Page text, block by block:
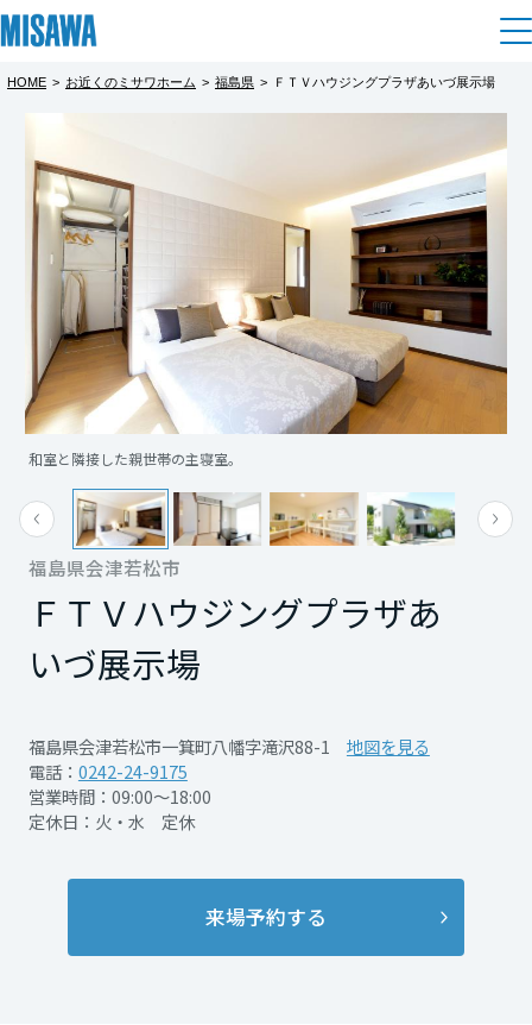
住まい
建てる [注文住宅]
商品ラインアップ
デザイン
テクノロジー（住まいの性能）
建築事例・建築実例
デザイナーズギャラリー
インテリア
住まいづくりガイド
買う
中古住宅検索
スムストック検索
土地活用
個人のお客さま
賃貸住宅
賃貸併用住宅
店舗・各種施設
土地活用モデルルーム見学
土地活用実例
法人のお客さま
社宅建築
医療・介護・子育て・障がい福祉施設
これから土地活用・賃貸経営をご検討の方
土地活用の基礎から長期安定経営を目指すオーナー様まで、賃貸経営
リフォーム
戸建て・マンション
ミサワリフォームとは
リフォームの流れ
リフォームメニュー
リフォーム事例
事業用
ホテル・旅館リフォーム
まちづくり
複合開発・投資開発
複合開発事業（ASMACI-アスマチ-）
再開発・官民連携事業
分譲マンション開発事業
収益不動産・投資開発事業
事業用売買
オーナーサポート
サポートメニュー
住まいるりんぐ（ロングサポート）
保証制度
アフターメンテナンス
ミサワリフォーム
ご相談窓口
お客様センター
企 業・IR情報
企業・IR
ニュース
ミサワホームグループ
IR情報
展示場・イベント情報
カタログ請求
住まいのご相談
HOME > お近くのミサワホーム > 福島県 > ＦＴＶハウジングプラザあいづ展示場
福島県会津若松市
ＦＴＶハウジングプラザあ
いづ展示場
福島県会津若松市一箕町八幡字滝沢88-1
地図を見る
電話： 0242-24-9175
営業時間：09:00～18:00
定休日：火・水 定休
来場予約する
和室と隣接した親世帯の主寝室。
北海道
北海道
東北
青森県
岩手県
宮城県
山形県
福島県
関東